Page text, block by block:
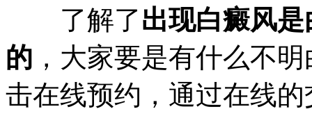
了解了出现白癜风
的 ，大家要是有什么不
击在线预约，通过在线